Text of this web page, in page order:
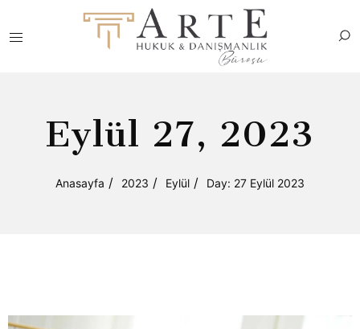
Eylül 27, 2023
Anasayfa 2023 Eylül Day: 27 Eylül 2023